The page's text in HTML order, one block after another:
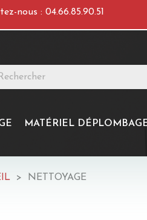
nous : 04.66.85.90.51
MATÉRIEL
NETTOYAGE